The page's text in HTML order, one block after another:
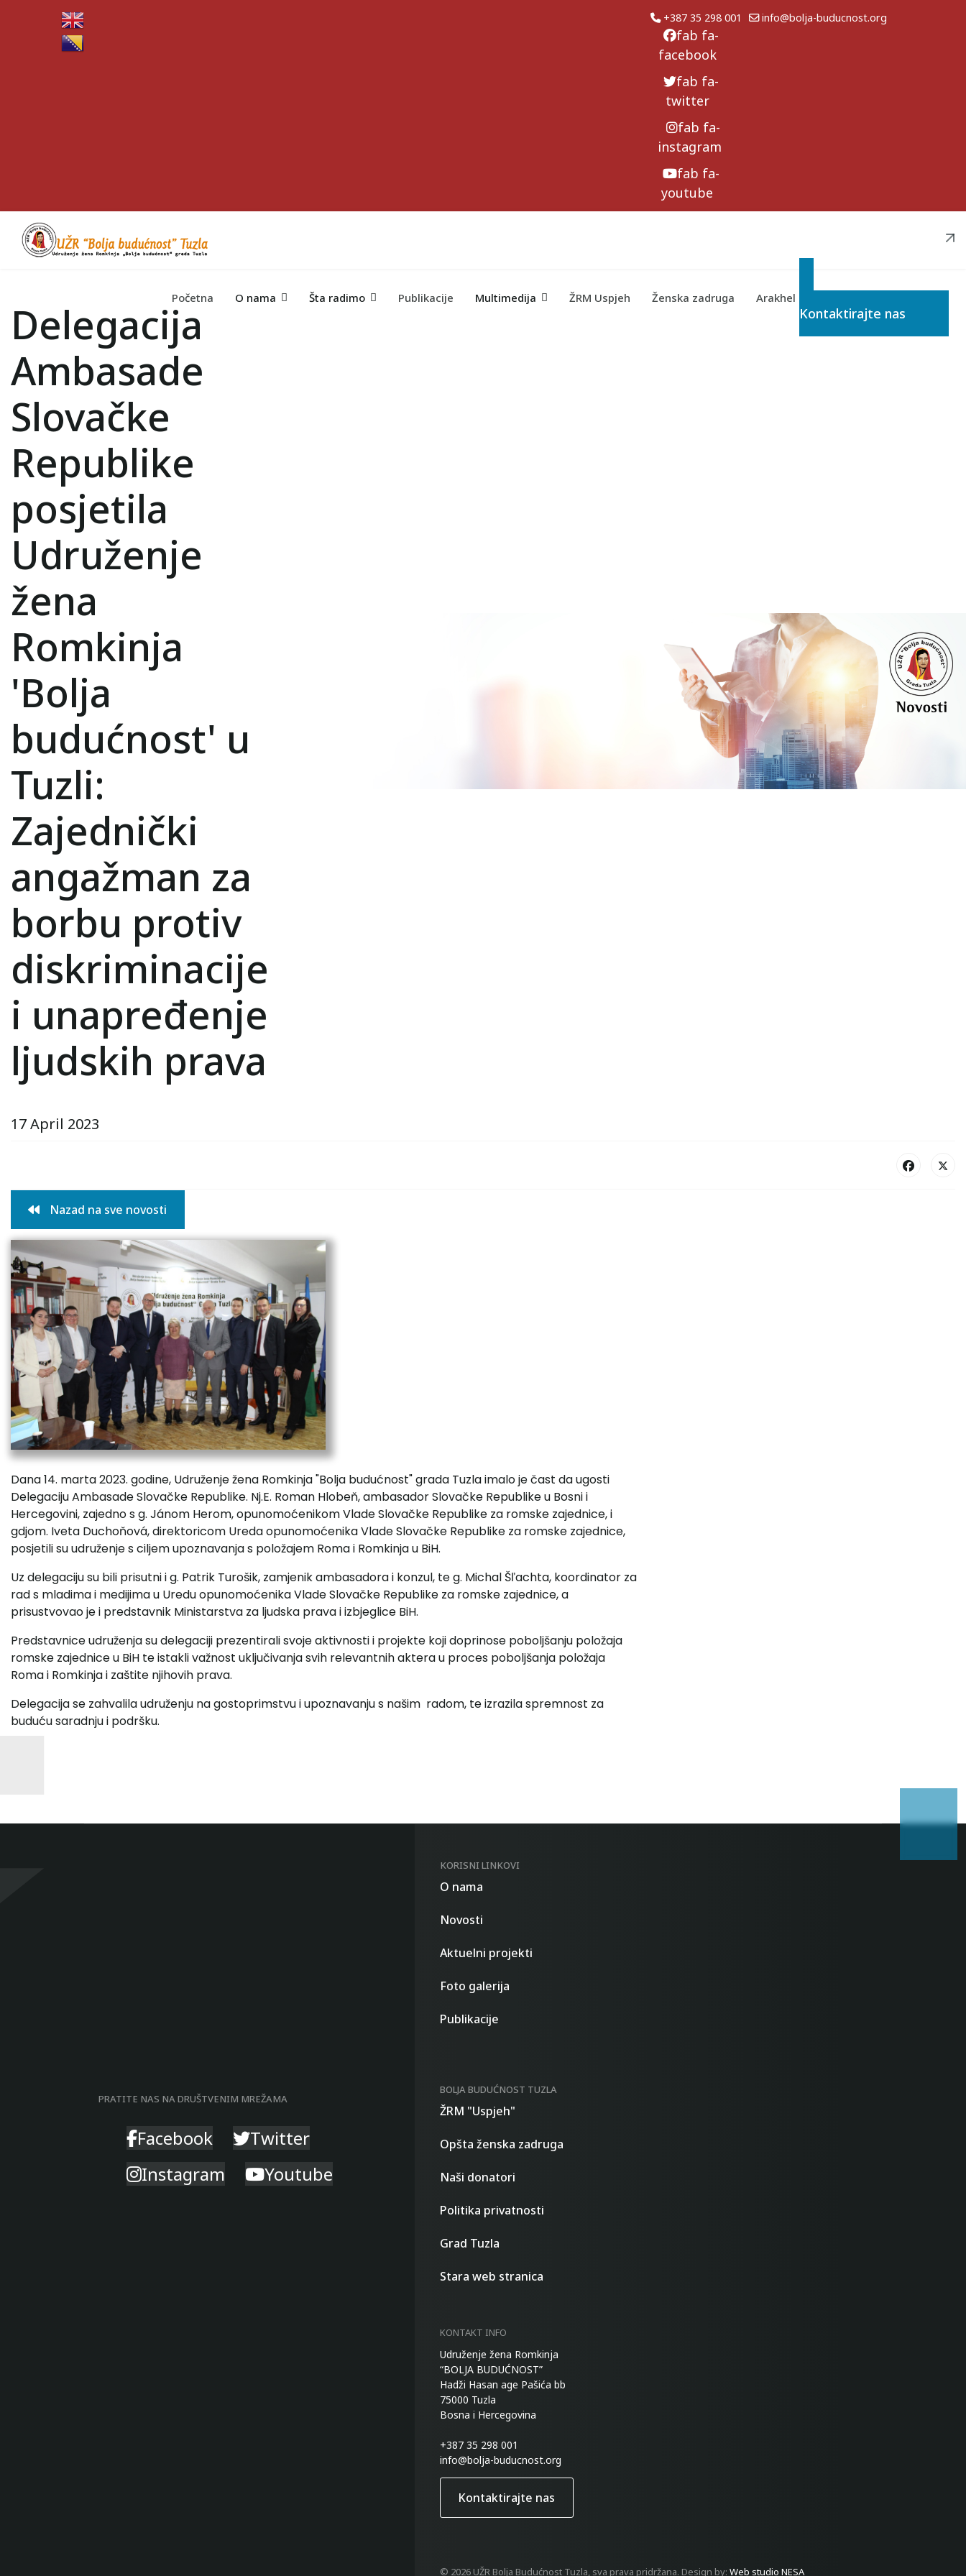
+387 35 298 001 info@bolja-buducnost.org
fab fa-
facebook
fab fa-
twitter
fab fa-
instagram
fab fa-
youtube
Početna O nama Šta radimo Publikacije Multimedija ŽRM Uspjeh Ženska zadruga Arakhel
Kontaktirajte nas
Delegacija
Ambasade
Slovačke
Republike
posjetila
Udruženje
žena
Romkinja
'Bolja
budućnost' u
Tuzli:
Zajednički
angažman za
borbu protiv
diskriminacije
i unapređenje
ljudskih prava
17 April 2023
Nazad na sve novosti
Dana 14. marta 2023. godine, Udruženje žena Romkinja "Bolja budućnost" grada Tuzla imalo je čast da ugosti
Delegaciju Ambasade Slovačke Republike. Nj.E. Roman Hlobeň, ambasador Slovačke Republike u Bosni i
Hercegovini, zajedno s g. Jánom Herom, opunomoćenikom Vlade Slovačke Republike za romske zajednice, i
gdjom. Iveta Duchoňová, direktoricom Ureda opunomoćenika Vlade Slovačke Republike za romske zajednice,
posjetili su udruženje s ciljem upoznavanja s položajem Roma i Romkinja u BiH.
Uz delegaciju su bili prisutni i g. Patrik Turošik, zamjenik ambasadora i konzul, te g. Michal Šľachta, koordinator za
rad s mladima i medijima u Uredu opunomoćenika Vlade Slovačke Republike za romske zajednice, a
prisustvovao je i predstavnik Ministarstva za ljudska prava i izbjeglice BiH.
Predstavnice udruženja su delegaciji prezentirali svoje aktivnosti i projekte koji doprinose poboljšanju položaja
romske zajednice u BiH te istakli važnost uključivanja svih relevantnih aktera u proces poboljšanja položaja
Roma i Romkinja i zaštite njihovih prava.
Delegacija se zahvalila udruženju na gostoprimstvu i upoznavanju s našim radom, te izrazila spremnost za
buduću saradnju i podršku.
PRATITE NAS NA DRUŠTVENIM MREŽAMA
Facebook
Twitter
Instagram
Youtube
KORISNI LINKOVI
O nama
Novosti
Aktuelni projekti
Foto galerija
Publikacije
BOLJA BUDUĆNOST TUZLA
ŽRM "Uspjeh"
Opšta ženska zadruga
Naši donatori
Politika privatnosti
Grad Tuzla
Stara web stranica
KONTAKT INFO
Udruženje žena Romkinja
“BOLJA BUDUĆNOST”
Hadži Hasan age Pašića bb
75000 Tuzla
Bosna i Hercegovina
+387 35 298 001
info@bolja-buducnost.org
Kontaktirajte nas
© 2026 UŽR Bolja Budućnost Tuzla, sva prava pridržana. Design by: Web studio NESA